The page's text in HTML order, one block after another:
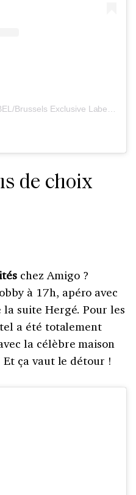
Une publication partagée par BEL/Brussels Exclusive Labels (@brussels_exclusive_labels)
de choix
chez Amigo ?
à 17h, apéro avec
suite Hergé. Pour les
a été totalement
la célèbre maison
Et ça vaut le détour !